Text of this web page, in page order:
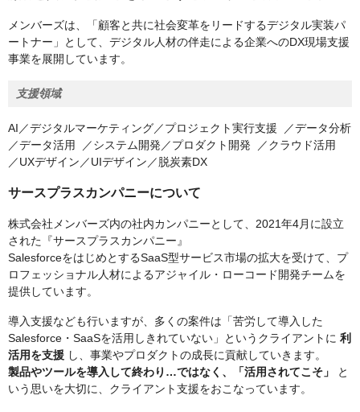
メンバーズは、「顧客と共に社会変革をリードするデジタル実装パ
ートナー」として、デジタル人材の伴走による企業へのDX現場支援
事業を展開しています。
支援領域
AI／デジタルマーケティング／プロジェクト実行支援 ／データ分析
／データ活用 ／システム開発／プロダクト開発 ／クラウド活用
／UXデザイン／UIデザイン／脱炭素DX
サースプラスカンパニーについて
株式会社メンバーズ内の社内カンパニーとして、2021年4月に設立
された『サースプラスカンパニー』
SalesforceをはじめとするSaaS型サービス市場の拡大を受けて、プ
ロフェッショナル人材によるアジャイル・ローコード開発チームを
提供しています。
導入支援なども行いますが、多くの案件は「苦労して導入した
Salesforce・SaaSを活用しきれていない」というクライアントに 利
活用を支援 し、事業やプロダクトの成長に貢献していきます。
製品やツールを導入して終わり…ではなく、「活用されてこそ」
と
いう思いを大切に、クライアント支援をおこなっています。